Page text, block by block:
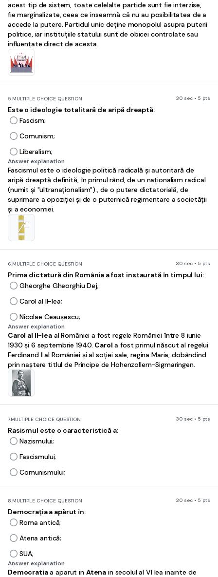
acest tip de sistem, toate celelalte partide sunt fie interzise,
fie marginalizate, ceea ce înseamnă că nu au posibilitatea de a
accede la putere. Partidul unic deține monopolul asupra puterii
politice, iar instituțiile statului sunt de obicei controlate sau
influențate direct de acesta.
5.MULTIPLE CHOICE QUESTION 30 sec • 5 pts
Este o ideologie totalitară de aripă dreaptă:
Fascism;
Comunism;
Liberalism;
Answer explanation
Fascismul este o ideologie politică radicală și autoritară de
aripă dreaptă definită, în primul rând, de un naționalism radical
(numit și "ultranaționalism")., de o putere dictatorială, de
suprimare a opoziției și de o puternică regimentare a societății
și a economiei.
6.MULTIPLE CHOICE QUESTION 30 sec • 5 pts
Prima dictatură din România a fost instaurată în timpul lui:
Gheorghe Gheorghiu Dej;
Carol al II-lea;
Nicolae Ceaușescu;
Answer explanation
Carol al II-leaal României a fost regele României între 8 iunie
1930 și 6 septembrie 1940. Carol a fost primul născut al regelui
Ferdinand I al României și al soției sale, regina Maria, dobândind
prin naștere titlul de Principe de Hohenzollern-Sigmaringen.
7.MULTIPLE CHOICE QUESTION 30 sec • 5 pts
Rasismul este o caracteristică a:
Nazismului;
Fascismului;
Comunismului;
8.MULTIPLE CHOICE QUESTION 30 sec • 5 pts
Democrația a apărut în:
Roma antică;
Atena antică;
SUA;
Answer explanation
Democratiaa aparut in Atena in secolul al VI lea inainte de